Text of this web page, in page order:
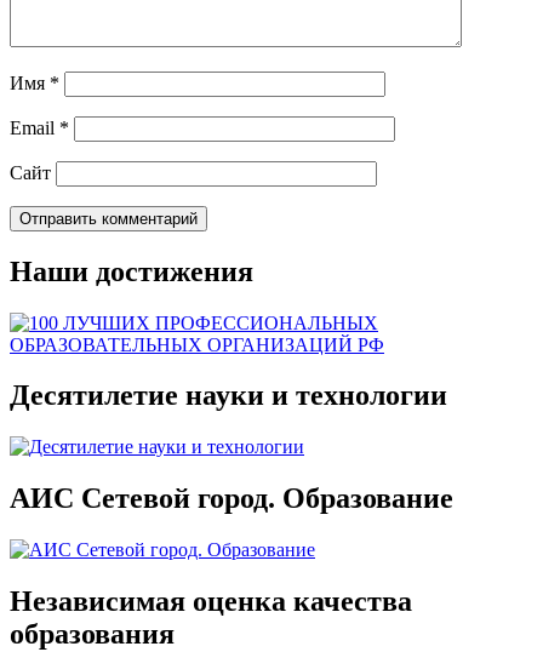
Имя *
Email *
Сайт
Наши достижения
Десятилетие науки и технологии
АИС Сетевой город. Образование
Независимая оценка качества
образования